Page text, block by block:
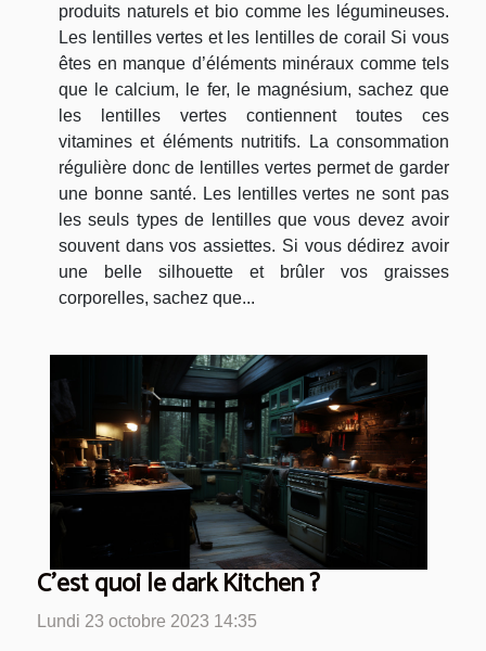
produits naturels et bio comme les légumineuses.
Les lentilles vertes et les lentilles de corail Si vous
êtes en manque d’éléments minéraux comme tels
que le calcium, le fer, le magnésium, sachez que
les lentilles vertes contiennent toutes ces
vitamines et éléments nutritifs. La consommation
régulière donc de lentilles vertes permet de garder
une bonne santé. Les lentilles vertes ne sont pas
les seuls types de lentilles que vous devez avoir
souvent dans vos assiettes. Si vous dédirez avoir
une belle silhouette et brûler vos graisses
corporelles, sachez que...
C’est quoi le dark Kitchen ?
Lundi 23 octobre 2023 14:35